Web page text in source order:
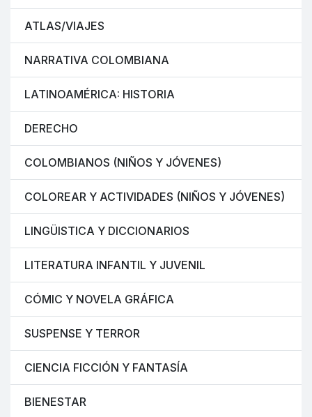
ATLAS/VIAJES
NARRATIVA COLOMBIANA
LATINOAMÉRICA: HISTORIA
DERECHO
COLOMBIANOS (NIÑOS Y JÓVENES)
COLOREAR Y ACTIVIDADES (NIÑOS Y JÓVENES)
LINGÜISTICA Y DICCIONARIOS
LITERATURA INFANTIL Y JUVENIL
CÓMIC Y NOVELA GRÁFICA
SUSPENSE Y TERROR
CIENCIA FICCIÓN Y FANTASÍA
BIENESTAR